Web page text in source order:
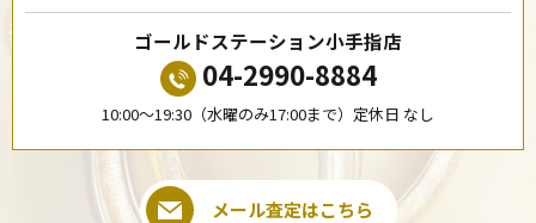
ゴールドステーション小手指店
04-2990-8884
10:00〜19:30（水曜のみ17:00まで）定休日 なし
メール査定はこちら